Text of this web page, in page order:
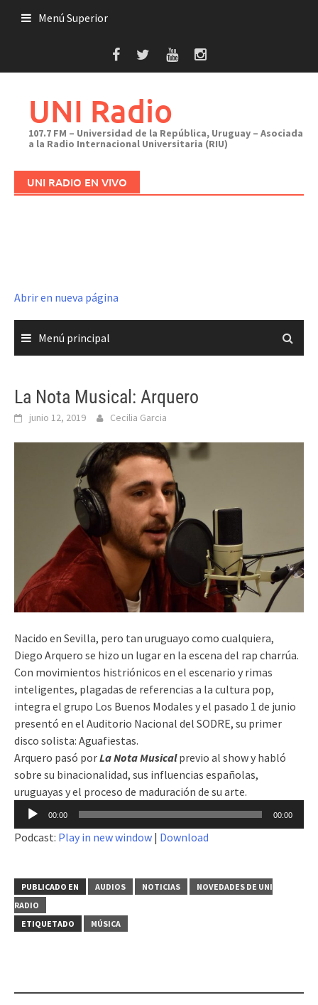
Menú Superior
UNI Radio
107.7 FM – Universidad de la República, Uruguay – Asociada
a la Radio Internacional Universitaria (RIU)
UNI RADIO EN VIVO
Abrir en nueva página
Menú principal
La Nota Musical: Arquero
junio 12, 2019 Cecilia Garcia
Nacido en Sevilla, pero tan uruguayo como cualquiera,
Diego Arquero se hizo un lugar en la escena del rap charrúa.
Con movimientos histriónicos en el escenario y rimas
inteligentes, plagadas de referencias a la cultura pop,
integra el grupo Los Buenos Modales y el pasado 1 de junio
presentó en el Auditorio Nacional del SODRE, su primer
disco solista: Aguafiestas.
Arquero pasó porLa Nota Musicalprevio al show y habló
sobre su binacionalidad, sus influencias españolas,
uruguayas y el proceso de maduración de su arte.
Reproductor
audio
00:00 00:00
Podcast: Play in new window | Download
PUBLICADO EN AUDIOS NOTICIAS
NOVEDADES DE UNI
RADIO
ETIQUETADO
MÚSICA